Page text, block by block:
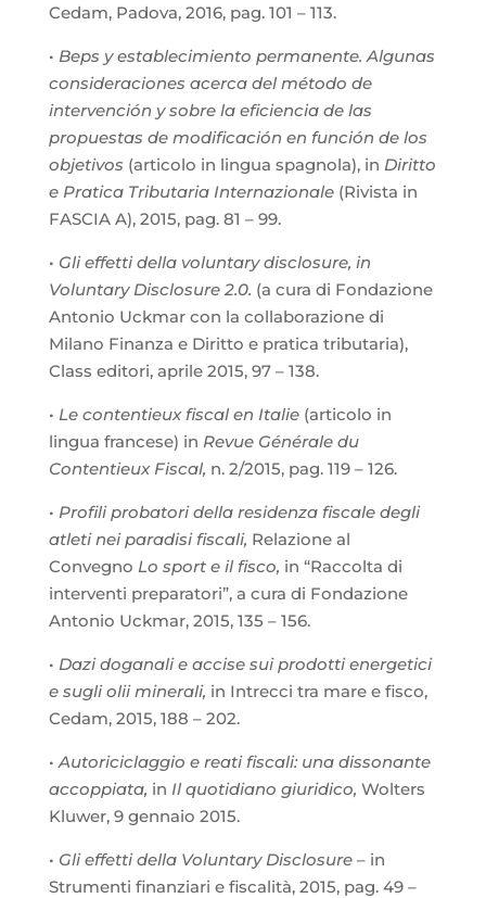
Cedam, Padova, 2016, pag. 101 – 113.
• Beps y establecimiento permanente. Algunas
consideraciones acerca del método de
intervención y sobre la eficiencia de las
propuestas de modificación en función de los
objetivos (articolo in lingua spagnola), in Diritto
e Pratica Tributaria Internazionale(Rivista in
FASCIA A), 2015, pag. 81 – 99.
• Gli effetti della voluntary disclosure, in
Voluntary Disclosure 2.0. (a cura di Fondazione
Antonio Uckmar con la collaborazione di
Milano Finanza e Diritto e pratica tributaria),
Class editori, aprile 2015, 97 – 138.
• Le contentieux fiscal en Italie(articolo in
lingua francese) in Revue Générale du
Contentieux Fiscal, n. 2/2015, pag. 119 – 126.
• Profili probatori della residenza fiscale degli
atleti nei paradisi fiscali, Relazione al
Convegno Lo sport e il fisco, in “Raccolta di
interventi preparatori”, a cura di Fondazione
Antonio Uckmar, 2015, 135 – 156.
• Dazi doganali e accise sui prodotti energetici
e sugli olii minerali, in Intrecci tra mare e fisco,
Cedam, 2015, 188 – 202.
• Autoriciclaggio e reati fiscali: una dissonante
accoppiata, in Il quotidiano giuridico, Wolters
Kluwer, 9 gennaio 2015.
• Gli effetti della Voluntary Disclosure– in
Strumenti finanziari e fiscalità, 2015, pag. 49 –